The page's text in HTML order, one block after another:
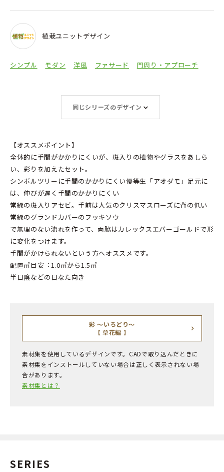
植栽ユニットデザイン
シンプル モダン 洋風 ファサード 門周り・アプローチ
同じシリーズのデザイン
【オススメポイント】
全体的に手間がかかりにくいが、斑入りの植物やグラスをあしら
い、彩りを加えたセット。
シンボルツリーに手間のかかりにくい優等生「アオダモ」足元に
は、伸びが遅く手間のかかりにくい
常緑の斑入りアセビ。手前は人気のクリスマスローズに背の低い
常緑のグランドカバーのフッキソウ
で無理のない流れを作って、両脇はカレックスエバーゴールドで形
に変化をつけます。
手間がかけられないという方へオススメです。
配置㎡目安︓1.0㎡から1.5㎡
半日陰などの日なた向き
彩 ～いろどり～
【 草花編 】
素材集を使用しているデザインです。CADで取り込んだときに
素材集をインストールしていない場合は正しく表示されない場
合があります。
素材集とは？
SERIES